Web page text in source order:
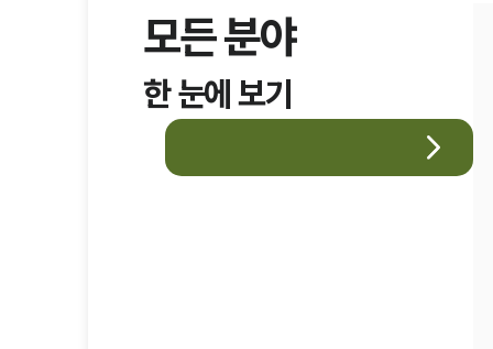
모든 분야
한 눈에 보기